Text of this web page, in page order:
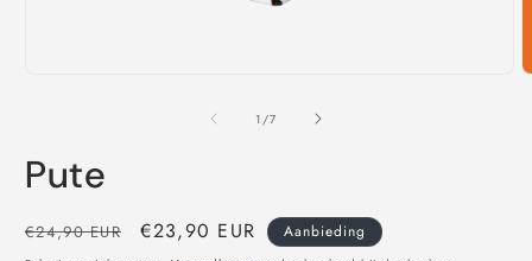
1 /van
7
Pute
Normale
€24,90 EUR Aanbiedingsprijs
€23,90 EUR Aanbieding